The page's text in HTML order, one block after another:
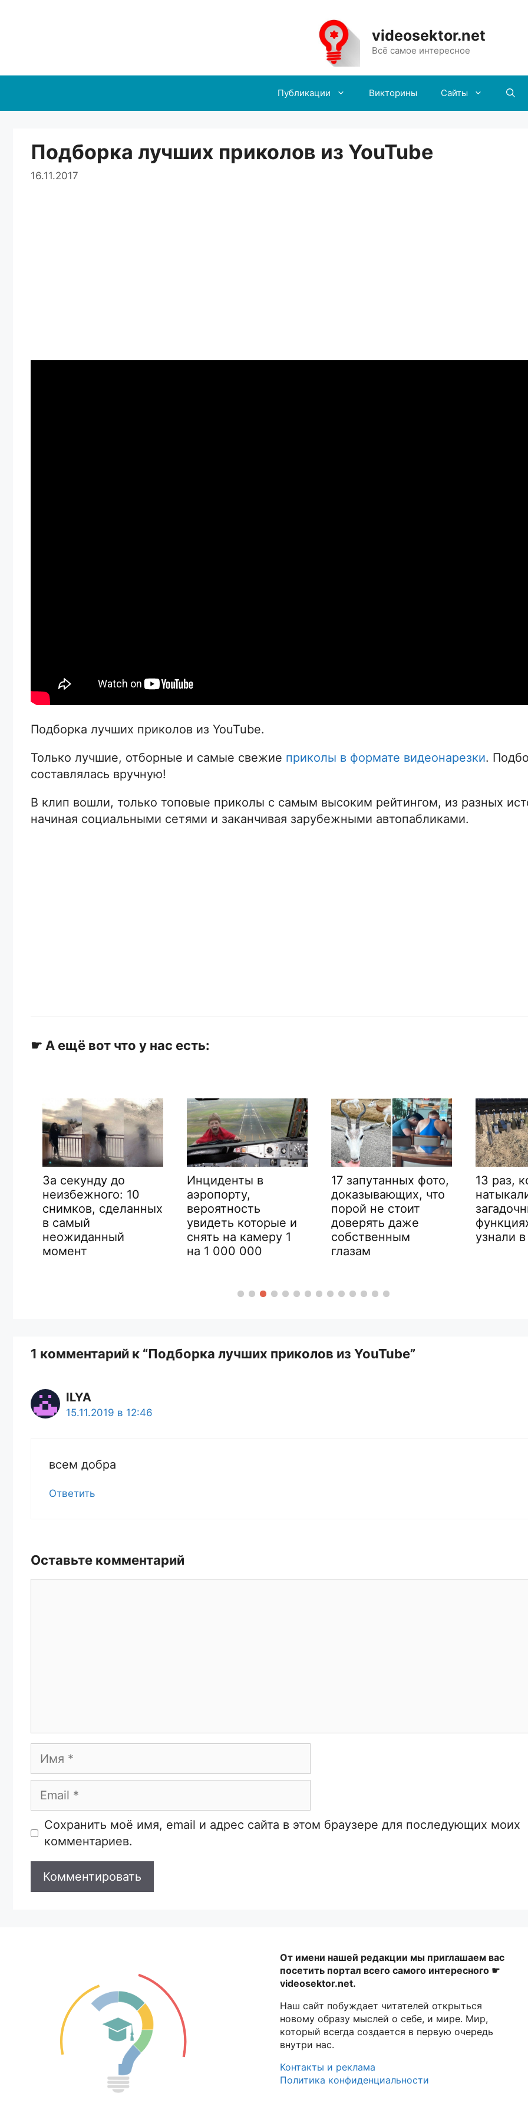
videosektor.net
Всё самое интересное
Публикации Викторины Сайты
Подборка лучших приколов из YouTube
16.11.2017
Подборка лучших приколов из YouTube.
Только лучшие, отборные и самые свежие приколы в формате видеонарезки.
составлялась вручную!
В клип вошли, только топовые приколы с самым высоким рейтингом, из разных
начиная социальными сетями и заканчивая зарубежными автопабликами.
☛ А ещё вот что у нас есть:
За секунду до
неизбежного: 10
снимков, сделанных
в самый
неожиданный
момент
Инциденты в
аэропорту,
вероятность
увидеть которые и
снять на камеру 1
на 1 000 000
17 запутанных фото,
доказывающих, что
порой не стоит
доверять даже
собственным
глазам
13 раз,
узнали
1 комментарий к “Подборка лучших приколов из YouTube”
ILYA
15.11.2019 в 12:46
всем добра
Ответить
Оставьте комментарий
Имя
Email
Сайт
Сохранить моё имя, email и адрес сайта в этом браузере для последующих моих
комментариев.
От имени нашей редакции мы приглашаем вас
посетить портал всего самого интересного ☛
videosektor.net.
Наш сайт побуждает читателей открыться
новому образу мыслей о себе, и мире. Мир,
который всегда создается в первую очередь
внутри нас.
Контакты и реклама
Политика конфиденциальности